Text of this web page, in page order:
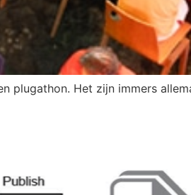
plugathon. Het zijn immers